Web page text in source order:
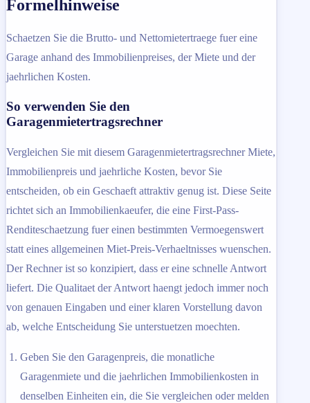
Formelhinweise
Schaetzen Sie die Brutto- und Nettomietertraege fuer eine
Garage anhand des Immobilienpreises, der Miete und der
jaehrlichen Kosten.
So verwenden Sie den
Garagenmietertragsrechner
Vergleichen Sie mit diesem Garagenmietertragsrechner Miete,
Immobilienpreis und jaehrliche Kosten, bevor Sie
entscheiden, ob ein Geschaeft attraktiv genug ist. Diese Seite
richtet sich an Immobilienkaeufer, die eine First-Pass-
Renditeschaetzung fuer einen bestimmten Vermoegenswert
statt eines allgemeinen Miet-Preis-Verhaeltnisses wuenschen.
Der Rechner ist so konzipiert, dass er eine schnelle Antwort
liefert. Die Qualitaet der Antwort haengt jedoch immer noch
von genauen Eingaben und einer klaren Vorstellung davon
ab, welche Entscheidung Sie unterstuetzen moechten.
Geben Sie den Garagenpreis, die monatliche
Garagenmiete und die jaehrlichen Immobilienkosten in
denselben Einheiten ein, die Sie vergleichen oder melden